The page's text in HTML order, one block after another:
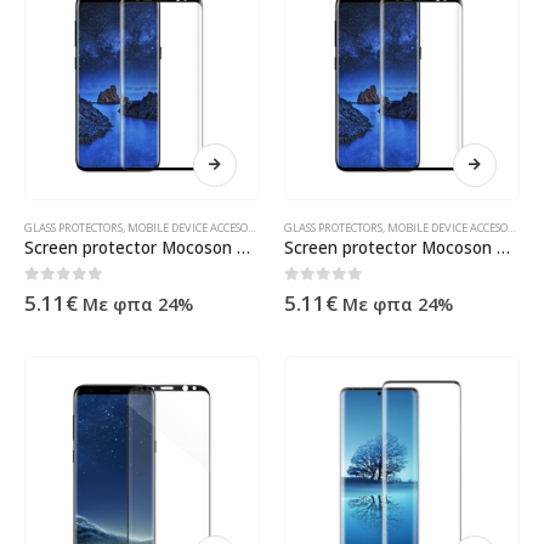
GLASS PROTECTORS, MOBILE DEVICE ACCESORIES ΠΡΟΪΌΝΤΑ ΠΛΗΡΟΦΟΡΙΚΉΣ - ΚΙΝΗΤΉΣ
Screen protector Mocoson Polymer Nano Ceramic, Full 5D, For Samsung Galaxy S9, 0.3mm, Black – 52604
0out of 5
5.11 € Με φπα 24%
GLASS PROTECTORS, MOBILE DEVICE ACCESORIES
Screen protector Mocoson Polymer Nano Ceramic, Full 5D, For Samsung Galaxy S9 Plus, 0.3mm, Black – 52605
0out of 5
5.11 € Με φπα 24%